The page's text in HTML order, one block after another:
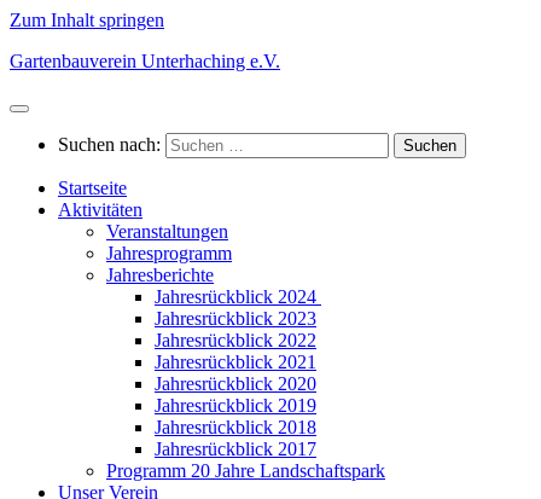
Zum Inhalt springen
Gartenbauverein Unterhaching e.V.
Suchen nach:
Startseite
Aktivitäten
Veranstaltungen
Jahresprogramm
Jahresberichte
Jahresrückblick 2024
Jahresrückblick 2023
Jahresrückblick 2022
Jahresrückblick 2021
Jahresrückblick 2020
Jahresrückblick 2019
Jahresrückblick 2018
Jahresrückblick 2017
Programm 20 Jahre Landschaftspark
Unser Verein